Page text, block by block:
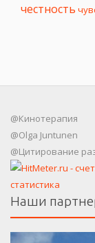
честность
@Кинотерапия
@Olga Juntunen
@Цитирование
Наши